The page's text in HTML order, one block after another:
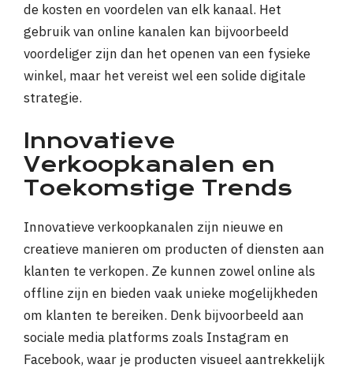
de kosten en voordelen van elk kanaal. Het
gebruik van online kanalen kan bijvoorbeeld
voordeliger zijn dan het openen van een fysieke
winkel, maar het vereist wel een solide digitale
strategie.
Innovatieve
Verkoopkanalen en
Toekomstige Trends
Innovatieve verkoopkanalen zijn nieuwe en
creatieve manieren om producten of diensten aan
klanten te verkopen. Ze kunnen zowel online als
offline zijn en bieden vaak unieke mogelijkheden
om klanten te bereiken. Denk bijvoorbeeld aan
sociale media platforms zoals Instagram en
Facebook, waar je producten visueel aantrekkelijk